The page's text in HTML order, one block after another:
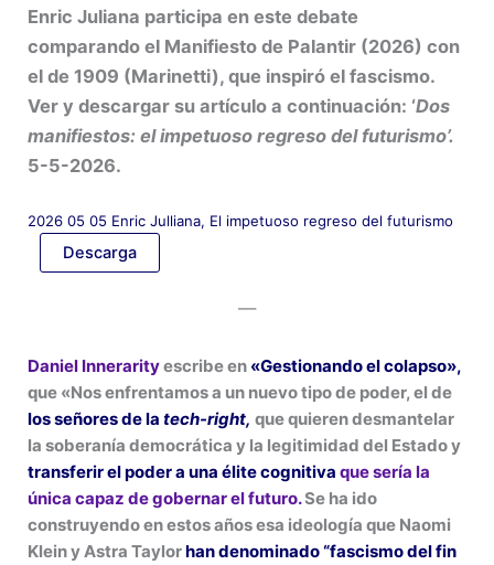
Enric Juliana participa en este debate
comparando el Manifiesto de Palantir (2026) con
el de 1909 (Marinetti), que inspiró el fascismo.
Ver y descargar su artículo a continuación: ‘Dos
manifiestos: el impetuoso regreso del futurismo’.
5-5-2026.
2026 05 05 Enric Julliana, El impetuoso regreso del futurismo
Descarga
—
Daniel Innerarityescribe en «Gestionando el colapso»,
que «Nos enfrentamos a un nuevo tipo de poder, el de
los señores de latech-right, que quieren desmantelar
la soberanía democrática y la legitimidad del Estado y
transferir el poder a una élite cognitiva que sería la
única capaz de gobernar el futuro.Se ha ido
construyendo en estos años esa ideología que Naomi
Klein y Astra Taylorhan denominado “fascismo del fin